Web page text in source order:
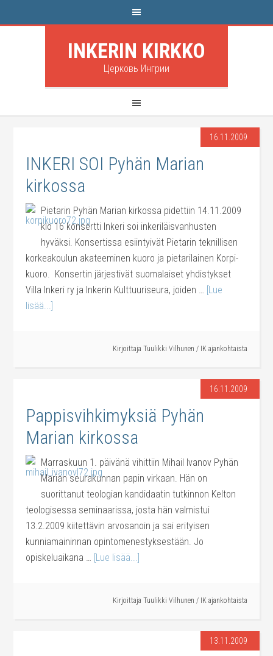
INKERIN KIRKKO
Церковь Ингрии
16.11.2009
INKERI SOI Pyhän Marian
kirkossa
Pietarin Pyhän Marian kirkossa pidettiin 14.11.2009
klo 16 konsertti Inkeri soi inkeriläisvanhusten
hyväksi. Konsertissa esiintyivät Pietarin teknillisen
korkeakoulun akateeminen kuoro ja pietarilainen Korpi-
kuoro. Konsertin järjestivät suomalaiset yhdistykset
Villa Inkeri ry ja Inkerin Kulttuuriseura, joiden … [Lue
lisää...]
Kirjoittaja Tuulikki Vilhunen / IK ajankohtaista
16.11.2009
Pappisvihkimyksiä Pyhän
Marian kirkossa
Marraskuun 1. päivänä vihittiin Mihail Ivanov Pyhän
Marian seurakunnan papin virkaan. Hän on
suorittanut teologian kandidaatin tutkinnon Kelton
teologisessa seminaarissa, josta hän valmistui
13.2.2009 kiitettävin arvosanoin ja sai erityisen
kunniamaininnan opintomenestyksestään. Jo
opiskeluaikana … [Lue lisää...]
Kirjoittaja Tuulikki Vilhunen / IK ajankohtaista
13.11.2009